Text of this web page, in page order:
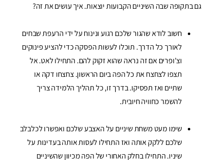
גם בתקופה שבה השיניים הקבועות יוצאות. איך עושים את זה?
חשוב לודא שהגור שלכם רגוע ונינוח על ידי הרעפת שבחים
לאורך כל הדרך. תוכלו לעשות הפסקה כדי להציע פינוקים
וצ'ופרים אם זה נראה שהוא זקוק להם. התחילו לאט. אל
תצפו לצחצח את כל הפה ביום הראשון. צחצחו דקה או
שתיים ואז תפסיקו. בדרך זו, כל תהליך הלמידה צריך
להשמר כחוויה חיובית.
שימו מעט משחת שיניים על האצבע שלכם ואפשרו לכלבלב
שלכם ללקק אותה ואז התחילו לעסות אותה בעדינות על
שיניו. התחילו בחלק האחורי של הפה מכיוון שהשיניים